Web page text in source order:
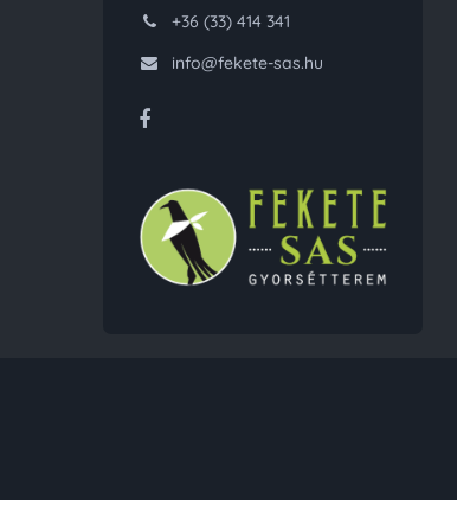
+36 (33) 414 341
info@fekete-sas.hu